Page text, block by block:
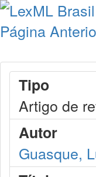
Página
Tipo
Artigo de
Autor
Guasque,